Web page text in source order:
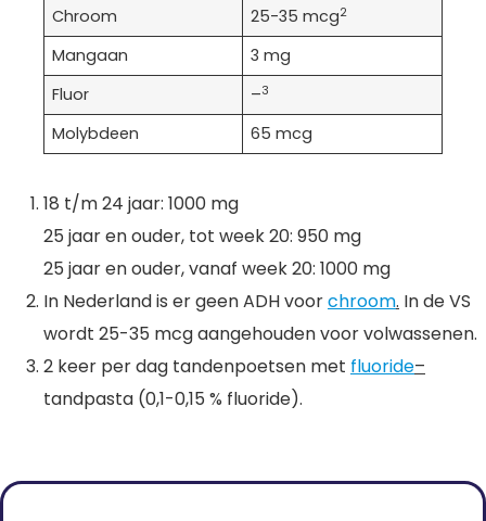
Chroom
25-35 mcg2
Mangaan
3 mg
Fluor
–3
Molybdeen 65 mcg
18 t/m 24 jaar: 1000 mg
25 jaar en ouder, tot week 20: 950 mg
25 jaar en ouder, vanaf week 20: 1000 mg
In Nederland is er geen ADH voorchroom. In de VS
wordt 25-35 mcg aangehouden voor volwassenen.
2 keer per dag tandenpoetsen met fluoride–
tandpasta (0,1-0,15 % fluoride).